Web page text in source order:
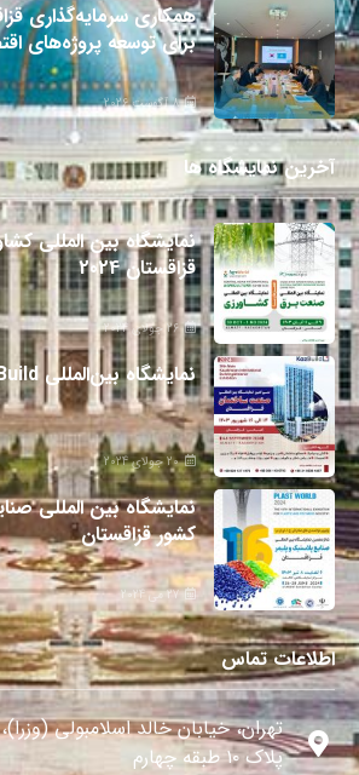
همکاری سرمایه‌گذاری
برای توسعه پروژه‌های
8 آگوست 2026
آخرین نمایشگاه ها
نمایشگاه بین المللی
قزاقستان 2024
26 جولای 2024
نمایشگاه بین‌المللی KazBuild قزاقستان
20 جولای 2024
نمایشگاه بین المللی
کشور قزاقستان
27 می 2024
اطلاعات تماس
تهران، خیابان خالد اسلامبولی
پلاک ۱۰ طبقه چهارم